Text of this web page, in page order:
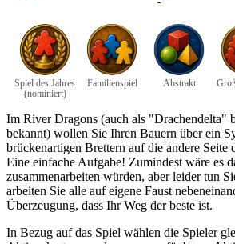
Spiel des Jahres
(nominiert)
Familienspiel Abstrakt
Im River Dragons (auch als "Drachendelta"
bekannt) wollen Sie Ihren Bauern über ein
brückenartigen Brettern auf die andere Seite
Eine einfache Aufgabe! Zumindest wäre es
zusammenarbeiten würden, aber leider tun
arbeiten Sie alle auf eigene Faust
Überzeugung, dass Ihr Weg der beste ist.
In Bezug auf das Spiel wählen die Spieler